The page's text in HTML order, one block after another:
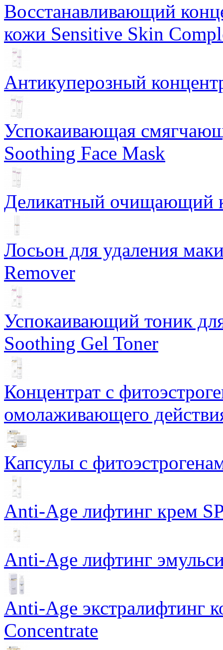
Восстанавливающий
кожи Sensitive Skin
Антикуперозный
Успокаивающая
Soothing Face Mask
Деликатный очищающий
Лосьон для удаления
Remover
Успокаивающий тоник
Soothing Gel Toner
Концентрат с
омолаживающего
Капсулы с
Anti-Age лифтинг крем
Anti-Age лифтинг
Anti-Age экстралифтинг
Concentrate